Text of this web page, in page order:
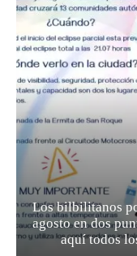
Los bilbilitanos
agosto en dos
aquí todos